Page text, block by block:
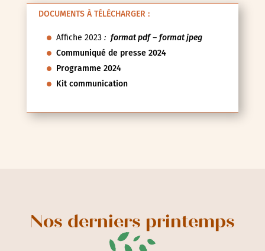
DOCUMENTS À TÉLÉCHARGER :
Affiche 2023: format pdf– format jpeg
Communiqué de presse 2024
Programme 2024
Kit communication
Nos derniers printemps